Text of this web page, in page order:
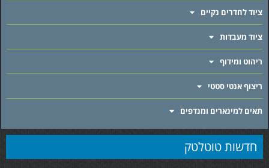
ציוד לחדרים נקיים
ציוד מעבדות
ריהוט ומידוף
ריצוף אנטי סטטי
תאים למינארים ומנדפים
חדשות טוטלטק